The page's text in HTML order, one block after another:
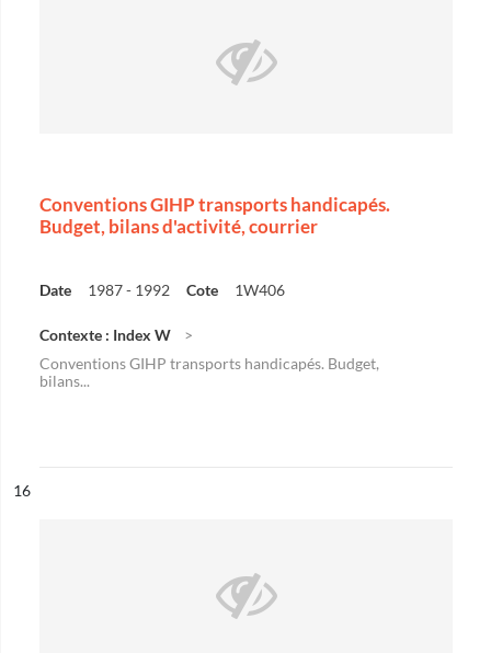
Conventions GIHP transports handicapés.
Budget, bilans d'activité, courrier
Date 1987 - 1992 Cote 1W406
Contexte : Index W
Conventions GIHP transports handicapés. Budget,
bilans...
n°
16